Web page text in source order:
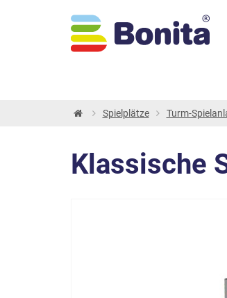
Spielplätze Turm-
Klassische